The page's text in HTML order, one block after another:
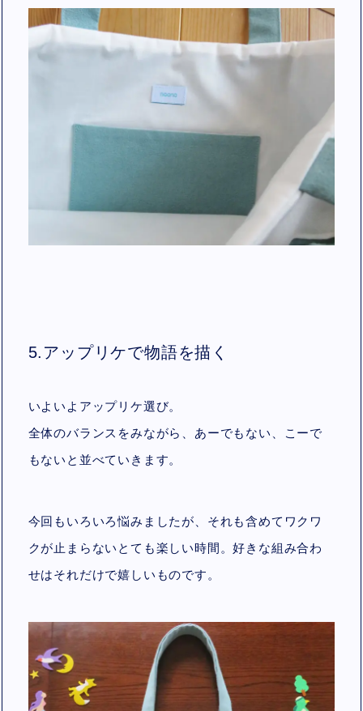
5.アップリケで物語を描く
いよいよアップリケ選び。
全体のバランスをみながら、あーでもない、こーで
もないと並べていきます。
今回もいろいろ悩みましたが、それも含めてワクワ
クが止まらないとても楽しい時間。好きな組み合わ
せはそれだけで嬉しいものです。